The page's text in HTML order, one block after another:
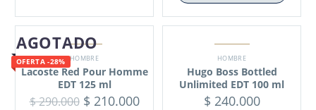
AGOTADO
OFERTA -28% HOMBRE
Lacoste Red Pour Homme
EDT 125 ml
$290.000 $ 210.000
HOMBRE
Hugo Boss Bottled
Unlimited EDT 100 ml
$ 240.000